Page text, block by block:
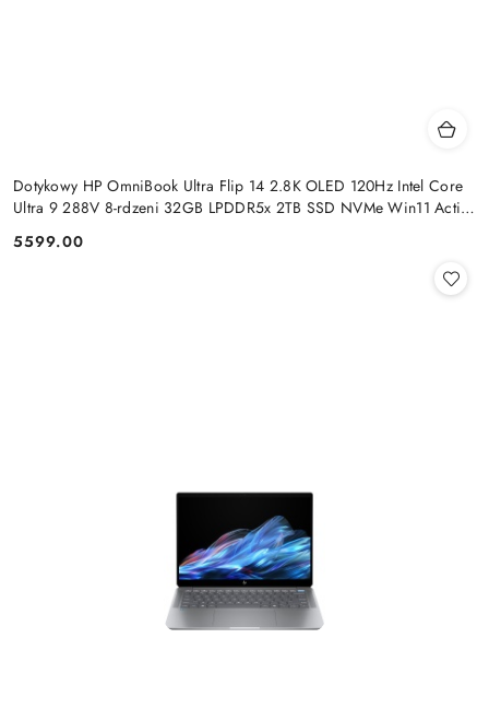
Dotykowy HP OmniBook Ultra Flip 14 2.8K OLED 120Hz Intel Core
Ultra 9 288V 8-rdzeni 32GB LPDDR5x 2TB SSD NVMe Win11 Active
Cena:
5599.00